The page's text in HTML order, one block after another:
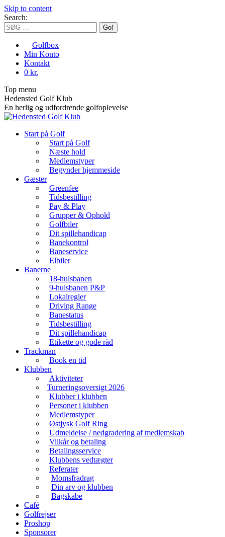
Skip to content
Search:
Golfbox
Min Konto
Kontakt
0 kr.
Top menu
Hedensted Golf Klub
En herlig og udfordrende golfoplevelse
Start på Golf
Start på Golf
Næste hold
Medlemstyper
Begynder hjemmeside
Gæster
Greenfee
Tidsbestilling
Pay & Play
Grupper & Ophold
Golfbiler
Dit spillehandicap
Banekontrol
Baneservice
Elbiler
Banerne
18-hulsbanen
9-hulsbanen P&P
Lokalregler
Driving Range
Banestatus
Tidsbestilling
Dit spillehandicap
Etikette og gode råd
Trackman
Book en tid
Klubben
Aktiviteter
Turneringsoversigt 2026
Klubber i klubben
Personer i klubben
Medlemstyper
Østjysk Golf Ring
Udmeldelse / nedgradering af medlemskab
Vilkår og betaling
Betalingsservice
Klubbens vedtægter
Referater
Momsfradrag
Din arv og klubben
Bagskabe
Café
Golfrejser
Proshop
Sponsorer